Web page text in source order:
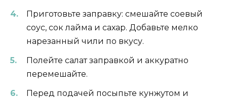
Приготовьте заправку: смешайте соевый
соус, сок лайма и сахар. Добавьте мелко
нарезанный чили по вкусу.
Полейте салат заправкой и аккуратно
перемешайте.
Перед подачей посыпьте кунжутом и